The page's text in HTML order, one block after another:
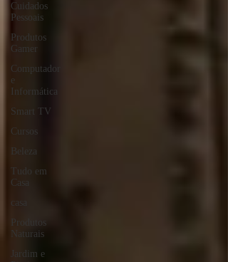
Cuidados
Pessoais
Produtos
Gamer
Computador
e
Informática
Smart TV
Cursos
Beleza
Tudo em
Casa
casa
Produtos
Naturais
Jardim e